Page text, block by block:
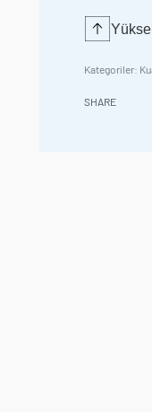
Kategoriler:
SHARE